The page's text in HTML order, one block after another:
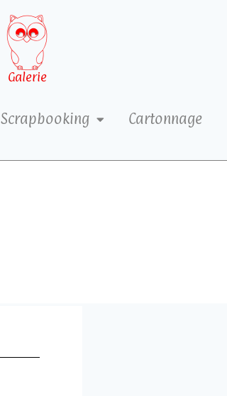
Galerie
Scrapbooking
Cartonnage